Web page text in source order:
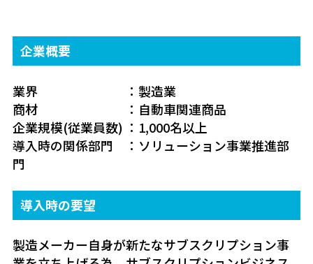
企業概要
業界 ：製造業
商材 ：自動車関連商品
企業規模(従業員数) ：1,000名以上
導入時の関係部門 ：ソリューション事業推進部
門
導入時の要望
製造メーカー自身が新たなサブスクリプション事